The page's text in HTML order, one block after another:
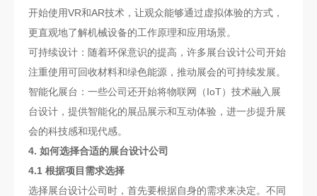
开始使用VR和AR技术，让观众能够通过虚拟体验的方式，
更直观地了解机械设备的工作原理和应用场景。
可持续设计：随着环保意识的提高，许多展台设计公司开始
注重使用可回收材料和绿色能源，推动展会的可持续发展。
智能化展台：一些公司还开始将物联网（IoT）技术融入展
台设计，提供智能化的展品展示和互动体验，进一步提升展
会的科技感和现代感。
4. 如何选择合适的展台设计公司
4.1 根据项目需求选择
选择展台设计公司时，首先要根据自身的需求来决定。不同